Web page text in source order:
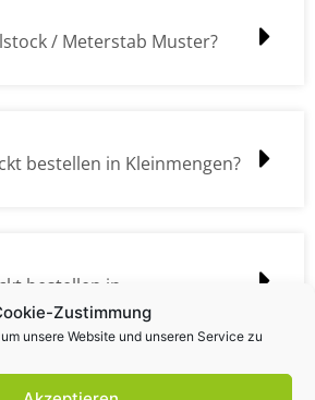
Zustimmung
unsere Website und unseren Service zu
/ Meterstab Muster?
bestellen in Kleinmengen?
bestellen in